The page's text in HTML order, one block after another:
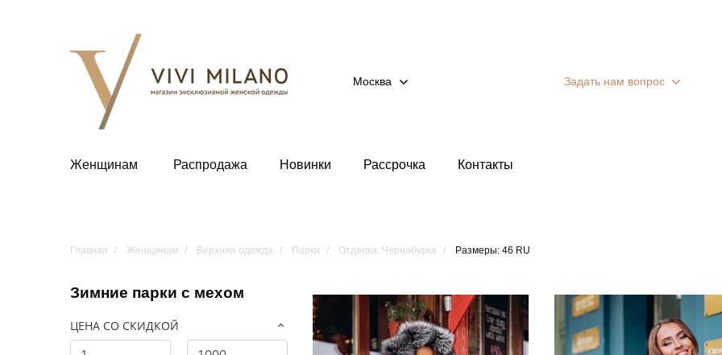
Москва Задать нам вопрос
Женщинам Распродажа Новинки Рассрочка Контакты
Главная Женщинам Верхняя одежда Парки Отделка: Чернобурка Размеры: 46 RU
Зимние парки с мехом
ЦЕНА СО СКИДКОЙ